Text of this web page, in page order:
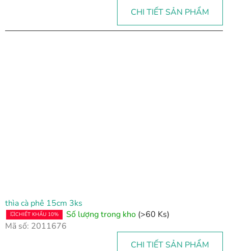
CHI TIẾT SẢN PHẨM
thìa cà phê 15cm 3ks
💥CHIẾT KHẤU 10% Số lượng trong kho (>60 Ks)
Mã số: 2011676
CHI TIẾT SẢN PHẨM